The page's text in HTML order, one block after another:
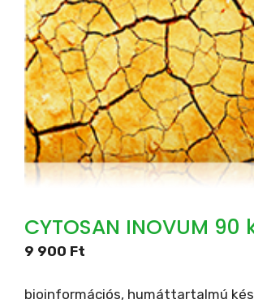
CYTOSAN INOVUM
9 900 Ft
bioinformációs, humáttartalmú